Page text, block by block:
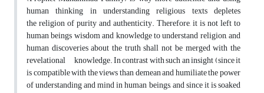
human thinking in understanding religious texts depletes
the religion of purity and authenticity. Therefore, it is not left to
human beings wisdom and knowledge to understand religion, and
human discoveries about the truth shall not be merged with the
revelational knowledge. In contrast with such an insight (since it
is compatible with the views than demean and humiliate the power
of understanding and mind in human beings, and since it is soaked